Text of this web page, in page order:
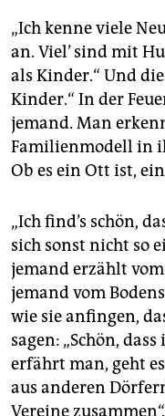
„Ich kenne viele
an. Viel’ sind mit
als Kinder.“ Und
Kinder.“ In der
jemand. Man
Familienmodell in
Ob es ein Ott ist,
„Ich find’s schön,
sich sonst nicht so
jemand erzählt vom
jemand vom
wie sie anfingen,
sagen: „Schön,
erfährt man, geht
aus anderen
Vereine zusammen“.